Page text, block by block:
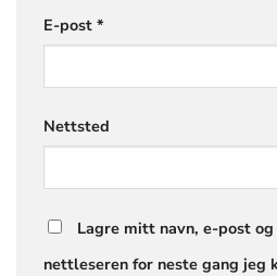
E-post *
Nettsted
Lagre mitt navn, e-post
nettleseren for neste gang jeg